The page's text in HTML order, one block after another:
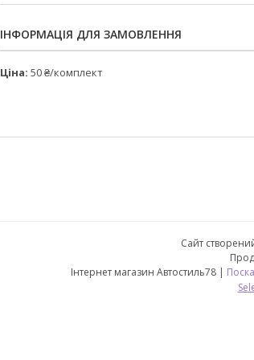
ІНФОРМАЦІЯ ДЛЯ ЗАМОВЛЕННЯ
Ціна: 50 ₴/комплект
Сайт
Інтернет магазин Автостиль78 |